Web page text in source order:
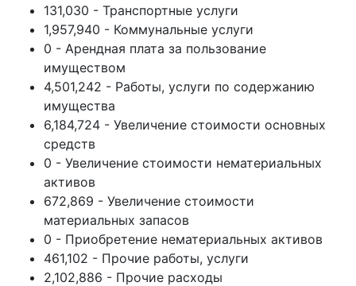
131,030 - Транспортные услуги
1,957,940 - Коммунальные услуги
0 - Арендная плата за пользование
имуществом
4,501,242 - Работы, услуги по содержанию
имущества
6,184,724 - Увеличение стоимости основных
средств
0 - Увеличение стоимости нематериальных
активов
672,869 - Увеличение стоимости
материальных запасов
0 - Приобретение нематериальных активов
461,102 - Прочие работы, услуги
2,102,886 - Прочие расходы